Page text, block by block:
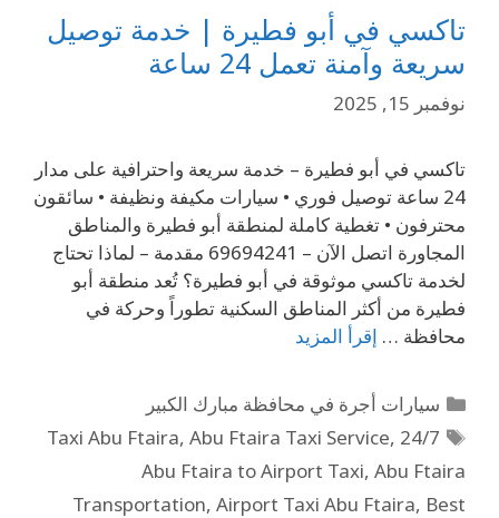
تاكسي في أبو فطيرة | خدمة توصيل
سريعة وآمنة تعمل 24 ساعة
نوفمبر 15, 2025
تاكسي في أبو فطيرة – خدمة سريعة واحترافية على مدار
24 ساعة توصيل فوري • سيارات مكيفة ونظيفة • سائقون
محترفون • تغطية كاملة لمنطقة أبو فطيرة والمناطق
المجاورة اتصل الآن – 69694241 مقدمة – لماذا تحتاج
لخدمة تاكسي موثوقة في أبو فطيرة؟ تُعد منطقة أبو
فطيرة من أكثر المناطق السكنية تطوراً وحركة في
محافظة … إقرأ المزيد
سيارات أجرة في محافظة مبارك الكبير
24/7 Taxi Abu Ftaira
, Abu Ftaira Taxi Service,
Abu Ftaira to Airport Taxi, Abu Ftaira
Transportation, Airport Taxi Abu Ftaira, Best